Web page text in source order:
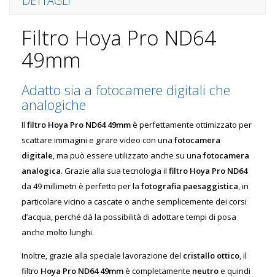
Filtro Hoya Pro ND64
49mm
Adatto sia a fotocamere digitali che
analogiche
Il filtro Hoya Pro ND64 49mmè perfettamente ottimizzato per
scattare immagini e girare video con una fotocamera
digitale, ma può essere utilizzato anche su una fotocamera
analogica. Grazie alla sua tecnologia il filtro Hoya Pro ND64
da 49 millimetri è perfetto per la fotografia paesaggistica, in
particolare vicino a cascate o anche semplicemente dei corsi
d’acqua, perché dà la possibilità di adottare tempi di posa
anche molto lunghi.
Inoltre, grazie alla speciale lavorazione del cristallo ottico, il
filtro Hoya Pro ND64 49mmè completamente neutroe quindi